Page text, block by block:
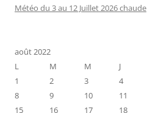
Météo du 3 au 12 Juillet 2026 chaude
août 2022
L
M M J
1
2 3 4
8
9 10 11
15
16 17 18